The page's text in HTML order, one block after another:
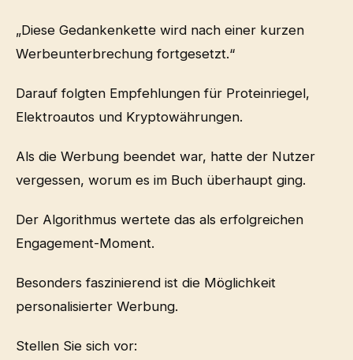
„Diese Gedankenkette wird nach einer kurzen
Werbeunterbrechung fortgesetzt.“
Darauf folgten Empfehlungen für Proteinriegel,
Elektroautos und Kryptowährungen.
Als die Werbung beendet war, hatte der Nutzer
vergessen, worum es im Buch überhaupt ging.
Der Algorithmus wertete das als erfolgreichen
Engagement-Moment.
Besonders faszinierend ist die Möglichkeit
personalisierter Werbung.
Stellen Sie sich vor: